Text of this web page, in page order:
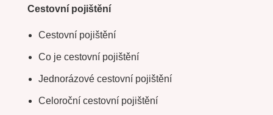
Cestovní pojištění
Cestovní pojištění
Co je cestovní pojištění
Jednorázové cestovní pojištění
Celoroční cestovní pojištění